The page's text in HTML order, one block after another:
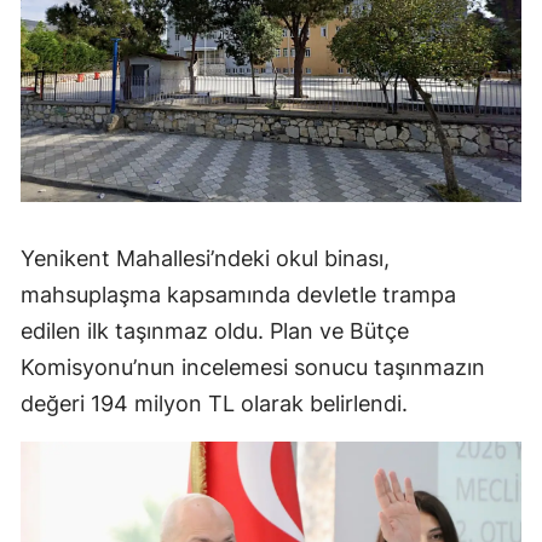
Yenikent Mahallesi’ndeki okul binası,
mahsuplaşma kapsamında devletle trampa
edilen ilk taşınmaz oldu. Plan ve Bütçe
Komisyonu’nun incelemesi sonucu taşınmazın
değeri 194 milyon TL olarak belirlendi.